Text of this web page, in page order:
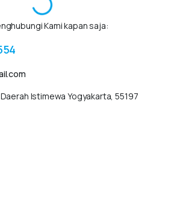
Kami kapan saja:
Istimewa Yogyakarta, 55197